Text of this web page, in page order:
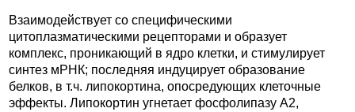
Взаимодействует со специфическими
цитоплазматическими рецепторами и образует
комплекс, проникающий в ядро клетки, и стимулирует
синтез мРНК; последняя индуцирует образование
белков, в т.ч. липокортина, опосредующих клеточные
эффекты. Липокортин угнетает фосфолипазу А2,